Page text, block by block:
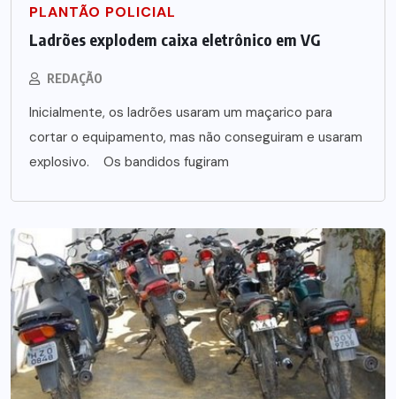
PLANTÃO POLICIAL
Ladrões explodem caixa eletrônico em VG
REDAÇÃO
Inicialmente, os ladrões usaram um maçarico para
cortar o equipamento, mas não conseguiram e usaram
explosivo. Os bandidos fugiram